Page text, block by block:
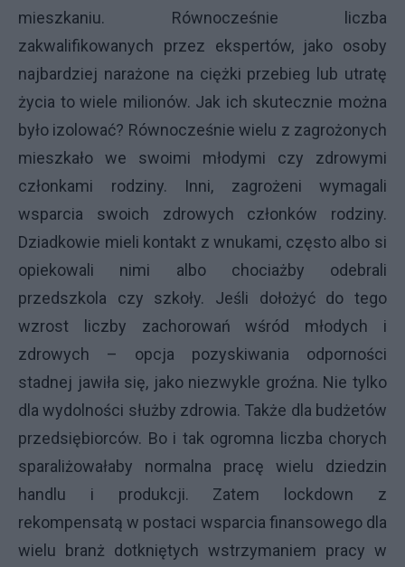
mieszkaniu. Równocześnie liczba
zakwalifikowanych przez ekspertów, jako osoby
najbardziej narażone na ciężki przebieg lub utratę
życia to wiele milionów. Jak ich skutecznie można
było izolować? Równocześnie wielu z zagrożonych
mieszkało we swoimi młodymi czy zdrowymi
członkami rodziny. Inni, zagrożeni wymagali
wsparcia swoich zdrowych członków rodziny.
Dziadkowie mieli kontakt z wnukami, często albo si
opiekowali nimi albo chociażby odebrali
przedszkola czy szkoły. Jeśli dołożyć do tego
wzrost liczby zachorowań wśród młodych i
zdrowych – opcja pozyskiwania odporności
stadnej jawiła się, jako niezwykle groźna. Nie tylko
dla wydolności służby zdrowia. Także dla budżetów
przedsiębiorców. Bo i tak ogromna liczba chorych
sparaliżowałaby normalna pracę wielu dziedzin
handlu i produkcji. Zatem lockdown z
rekompensatą w postaci wsparcia finansowego dla
wielu branż dotkniętych wstrzymaniem pracy w